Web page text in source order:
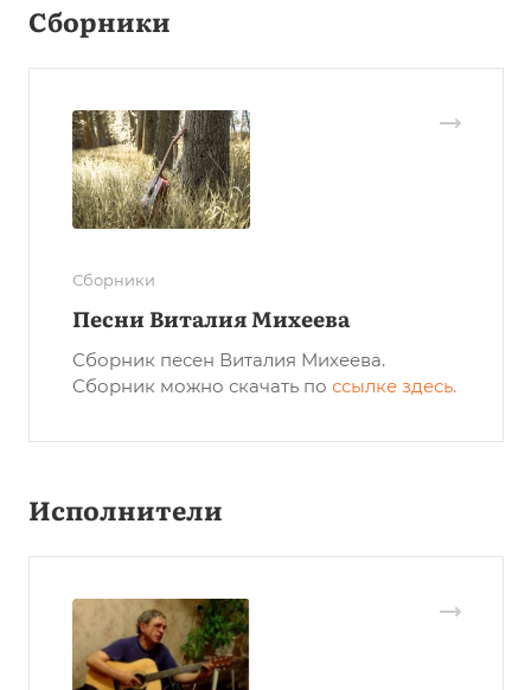
Сборники
Сборники
Песни Виталия Михеева
Сборник песен Виталия Михеева.
Сборник можно скачать по ссылке здесь.
Исполнители